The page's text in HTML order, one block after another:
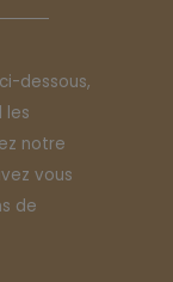
dessous,
les
notre
vous
de